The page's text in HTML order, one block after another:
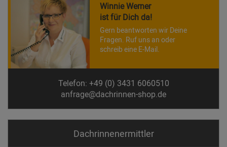
Winnie Werner
ist für Dich da!
Gern beantworten wir Deine
Fragen. Ruf uns an oder
schreib eine E-Mail.
Telefon: +49 (0) 3431 6060510
anfrage@dachrinnen-shop.de
Dachrinnen­ermittler